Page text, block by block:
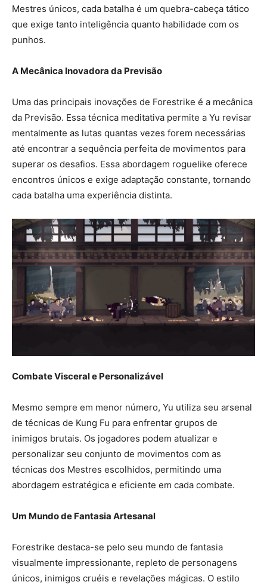
Mestres únicos, cada batalha é um quebra-cabeça tático
que exige tanto inteligência quanto habilidade com os
punhos.
A Mecânica Inovadora da Previsão
Uma das principais inovações de Forestrike é a mecânica
da Previsão. Essa técnica meditativa permite a Yu revisar
mentalmente as lutas quantas vezes forem necessárias
até encontrar a sequência perfeita de movimentos para
superar os desafios. Essa abordagem roguelike oferece
encontros únicos e exige adaptação constante, tornando
cada batalha uma experiência distinta.
Combate Visceral e Personalizável
Mesmo sempre em menor número, Yu utiliza seu arsenal
de técnicas de Kung Fu para enfrentar grupos de
inimigos brutais. Os jogadores podem atualizar e
personalizar seu conjunto de movimentos com as
técnicas dos Mestres escolhidos, permitindo uma
abordagem estratégica e eficiente em cada combate.
Um Mundo de Fantasia Artesanal
Forestrike destaca-se pelo seu mundo de fantasia
visualmente impressionante, repleto de personagens
únicos, inimigos cruéis e revelações mágicas. O estilo